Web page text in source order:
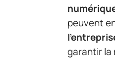
peuvent
garantir la